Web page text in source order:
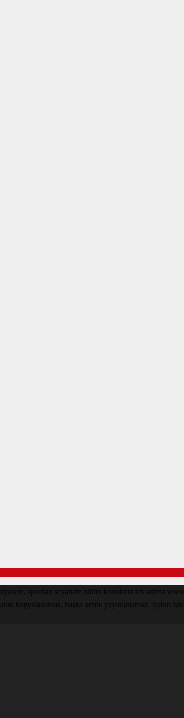
spordan seyahate bütün konuların tek adresi
kopyalanamaz, başka yerde yayınlanamaz. Aykırı